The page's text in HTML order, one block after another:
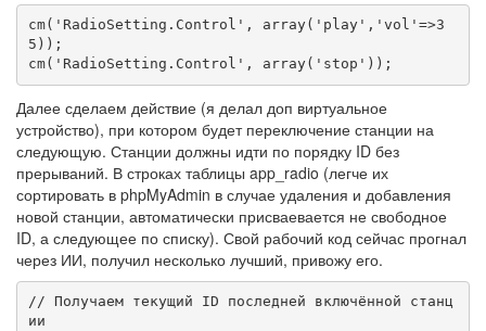
cm('RadioSetting.Control', array('play','vol'=>3
5));
cm('RadioSetting.Control', array('stop'));
Далее сделаем действие (я делал доп виртуальное
устройство), при котором будет переключение станции на
следующую. Станции должны идти по порядку ID без
прерываний. В строках таблицы app_radio (легче их
сортировать в phpMyAdmin в случае удаления и добавления
новой станции, автоматически присваевается не свободное
ID, а следующее по списку). Свой рабочий код сейчас прогнал
через ИИ, получил несколько лучший, привожу его.
// Получаем текущий ID последней включённой станц
ии